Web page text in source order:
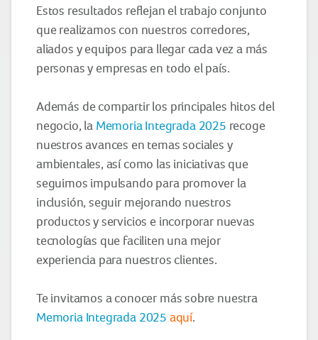
Estos resultados reflejan el trabajo conjunto
que realizamos con nuestros corredores,
aliados y equipos para llegar cada vez a más
personas y empresas en todo el país.
Además de compartir los principales hitos del
negocio, la Memoria Integrada 2025 recoge
nuestros avances en temas sociales y
ambientales, así como las iniciativas que
seguimos impulsando para promover la
inclusión, seguir mejorando nuestros
productos y servicios e incorporar nuevas
tecnologías que faciliten una mejor
experiencia para nuestros clientes.
Te invitamos a conocer más sobre nuestra
Memoria Integrada 2025 aquí.